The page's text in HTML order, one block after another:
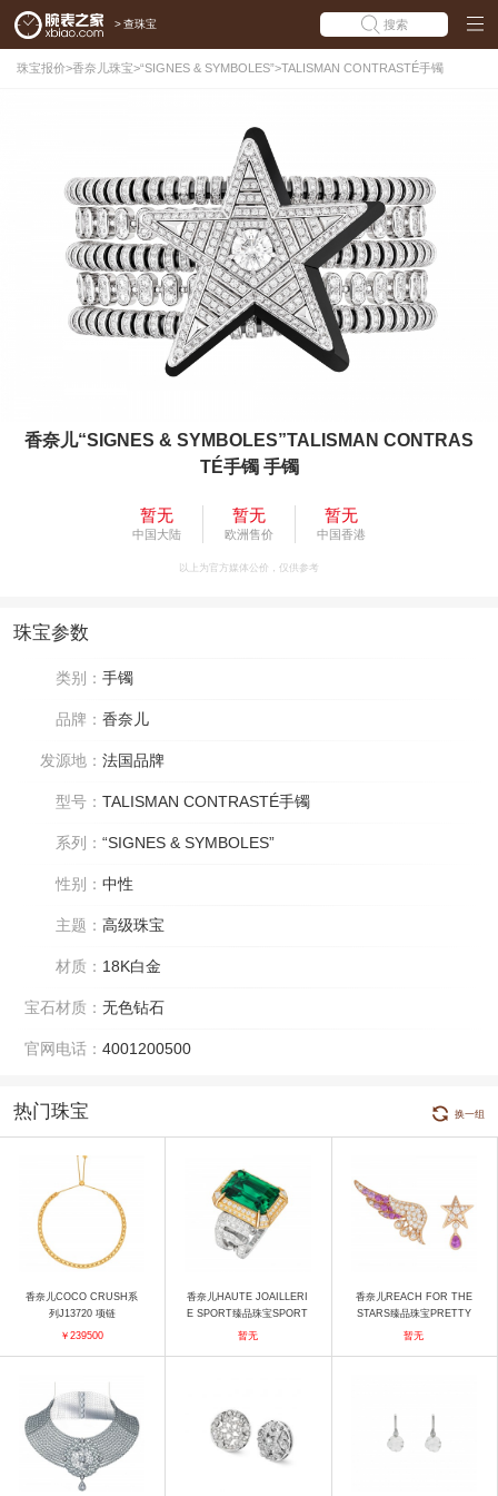
> 查珠宝 搜索
珠宝报价>香奈儿珠宝>“SIGNES & SYMBOLES”>TALISMAN CONTRASTÉ手镯
香奈儿“SIGNES & SYMBOLES”TALISMAN CONTRAS
TÉ手镯 手镯
暂无
中国大陆
暂无
欧洲售价
暂无
中国香港
以上为官方媒体公价，仅供参考
珠宝参数
类别： 手镯
品牌： 香奈儿
发源地： 法国品牌
型号： TALISMAN CONTRASTÉ手镯
系列： “SIGNES & SYMBOLES”
性别： 中性
主题： 高级珠宝
材质： 18K白金
宝石材质： 无色钻石
官网电话： 4001200500
热门珠宝 换一组
香奈儿COCO CRUSH系
列J13720 项链
￥239500
香奈儿HAUTE JOAILLERI
E SPORT臻品珠宝SPORT
Y 5 SPORTY 5戒指 戒指
暂无
香奈儿REACH FOR THE
STARS臻品珠宝PRETTY
WINGS SAPPHIRE耳环
暂无